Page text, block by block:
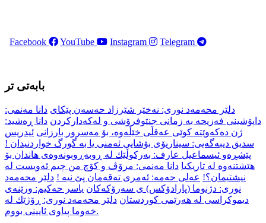
Facebook YouTube Instagram Telegram
بابەتی تر
دلێر محەمەد نوری: نەخێر شێرزاد حەسەن پێکای دانا مەنمی:
داپۆشینی فەزیحە بە زمانی جنێوفرۆشی و لەکەدارکردن دانا ڕەشید:
ژن دەکەوێتە کوێی عەقڵی خێڵەوە، بۆ مەسرور بارزانی ئیدریس
سدیق دیبەگەیی: سیناریۆی بۆشایی ئەمنی یا بە گورگ خواردنیدان !
پێشڕەو ئیسماعیل عارف: بەرکوڵێك لە ڕوبەڕوبونەوەی هاندان بۆ
هێشتنەوە لە تاریکیا دانا مەنمی: مرۆڤ و کۆچ من چیم ئەویست لە
نیشتیمان؟! عەلی حەمە: ئەمری تەقەمان پێ نیە ! دلێر محەمەد
نوری: دژنوما (پارادۆکس) ی سەرۆکەکان یاسر حەکیم: ورێنەی
ديموكراسی لە هەرێمی كوردستان دلێر محەمەد نوری: ڕۆژێك لە
خەوما پیاوی ئایینی بووم.